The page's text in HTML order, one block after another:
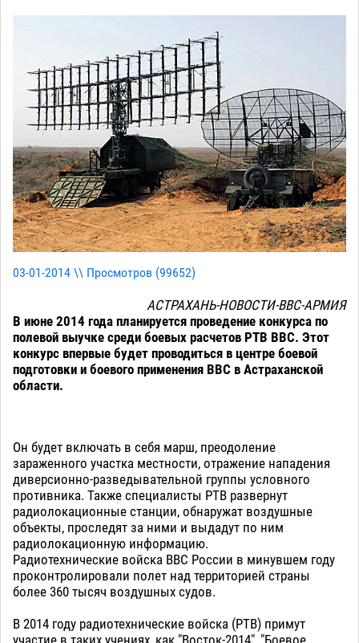
03-01-2014 \\ Просмотров (99652)
АСТРАХАНЬ-НОВОСТИ-ВВС-АРМИЯ
В июне 2014 года планируется проведение конкурса по
полевой выучке среди боевых расчетов РТВ ВВС. Этот
конкурс впервые будет проводиться в центре боевой
подготовки и боевого применения ВВС в Астраханской
области.
Он будет включать в себя марш, преодоление
зараженного участка местности, отражение нападения
диверсионно-разведывательной группы условного
противника. Также специалисты РТВ развернут
радиолокационные станции, обнаружат воздушные
объекты, проследят за ними и выдадут по ним
радиолокационную информацию.
Радиотехнические войска ВВС России в минувшем году
проконтролировали полет над территорией страны
более 360 тысяч воздушных судов.
В 2014 году радиотехнические войска (РТВ) примут
участие в таких учениях, как "Восток-2014", "Боевое